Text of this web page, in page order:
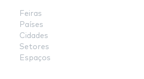
Feiras
Países
Cidades
Setores
Espaços